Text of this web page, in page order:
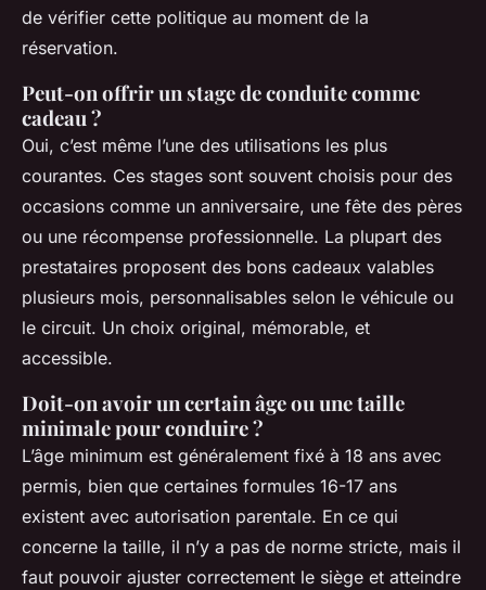
de vérifier cette politique au moment de la
réservation.
Peut-on offrir un stage de conduite comme
cadeau ?
Oui, c’est même l’une des utilisations les plus
courantes. Ces stages sont souvent choisis pour des
occasions comme un anniversaire, une fête des pères
ou une récompense professionnelle. La plupart des
prestataires proposent des bons cadeaux valables
plusieurs mois, personnalisables selon le véhicule ou
le circuit. Un choix original, mémorable, et
accessible.
Doit-on avoir un certain âge ou une taille
minimale pour conduire ?
L’âge minimum est généralement fixé à 18 ans avec
permis, bien que certaines formules 16-17 ans
existent avec autorisation parentale. En ce qui
concerne la taille, il n’y a pas de norme stricte, mais il
faut pouvoir ajuster correctement le siège et atteindre